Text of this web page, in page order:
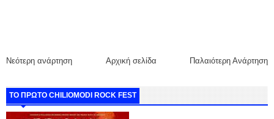
Νεότερη ανάρτηση Παλαιότερη Ανάρτηση
Αρχική σελίδα
ΤΟ ΠΡΩΤΟ CHILIOMODI ROCK FEST